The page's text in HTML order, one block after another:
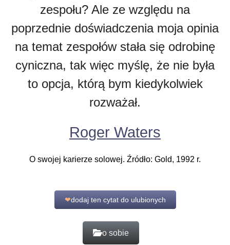
zespołu? Ale ze względu na
poprzednie doświadczenia moja opinia
na temat zespołów stała się odrobinę
cyniczna, tak więc myślę, że nie była
to opcja, którą bym kiedykolwiek
rozważał.
Roger Waters
O swojej karierze solowej. Źródło: Gold, 1992 r.
❤dodaj ten cytat do ulubionych
o sobie